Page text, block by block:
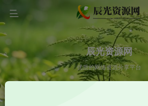
辰光资源网
优质的网络资源分享平台